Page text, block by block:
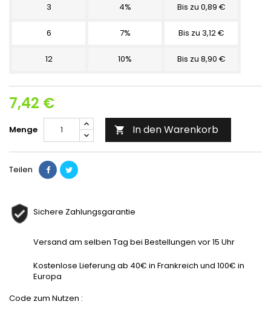
3 4% Bis zu 0,89 €
6 7% Bis zu 3,12 €
12 10% Bis zu 8,90 €
7,42 €
Menge  In den Warenkorb
Teilen
Sichere Zahlungsgarantie
Versand am selben Tag bei Bestellungen vor 15 Uhr
Kostenlose Lieferung ab 40€ in Frankreich und 100€ in
Europa
Code zum Nutzen :